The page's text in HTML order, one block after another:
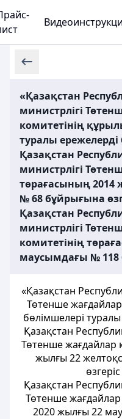
«Қазақстан
министрлігі
комитетінің
туралы ережелерді
Қазақстан
министрлігі
төрағасының 2014
№ 68 бұйрығына
Қазақстан
министрлігі
комитетінің
маусымдағы № 118
«Қазақстан
Төтенше
бөлімшелері
Қазақстан
Төтенше жағдайлар
жылғы 22
Қазақстан
Төтенше
2020 жылғы 22